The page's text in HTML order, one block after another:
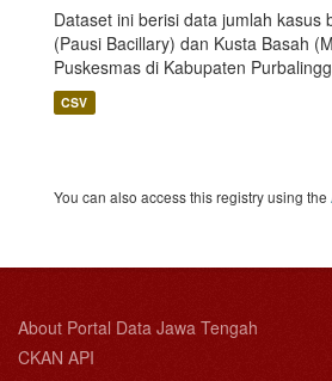
Dataset ini berisi data jumlah kasus
(Pausi Bacillary) dan Kusta Basah
Puskesmas di Kabupaten
CSV
You can also access this registry using the
About Portal Data Jawa Tengah
CKAN API